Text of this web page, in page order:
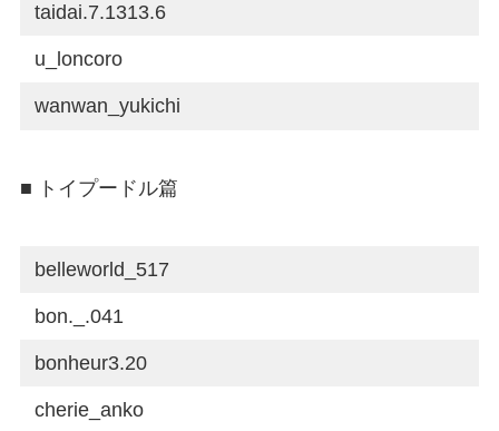
taidai.7.1313.6
u_loncoro
wanwan_yukichi
■ トイプードル篇
belleworld_517
bon._.041
bonheur3.20
cherie_anko